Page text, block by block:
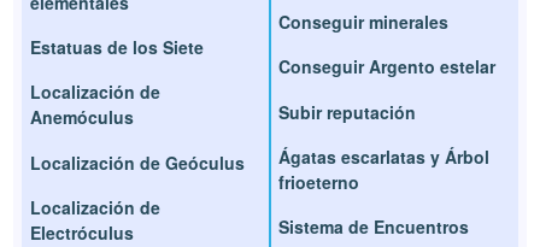
Estatuas de los Siete
Localización de
Anemóculus
Localización de Geóculus
Localización de
Electróculus
Conseguir minerales
Conseguir Argento estelar
Subir reputación
Ágatas escarlatas y Árbol
frioeterno
Sistema de Encuentros